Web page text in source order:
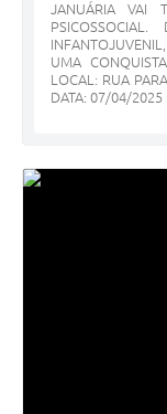
JANUÁRIA VAI
UMA
LOCAL: RUA
DATA: 07/04/2025